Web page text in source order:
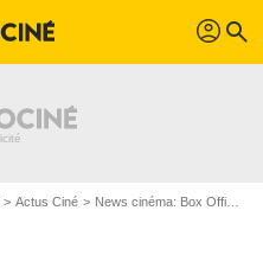
profil search
Actus Ciné News cinéma: Box Office